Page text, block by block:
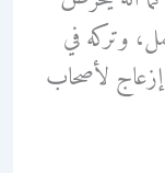
وتركه في
لأصحاب